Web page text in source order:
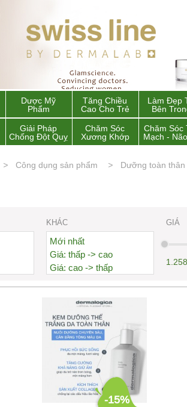
Dược Mỹ
Phẩm
Tăng Chiều
Cao Cho Trẻ
Làm Đẹp
Bên
Giải Pháp
Chống Đột Quỵ
Chăm Sóc
Xương Khớp
Chăm Sóc
Mạch -
Công dụng sản phẩm Dưỡng toàn thân
KHÁC
Mới nhất
Giá: thấp -> cao
Giá: cao -> thấp
Đánh giá cao nhất
Tên A->Z
GIÁ
-15%